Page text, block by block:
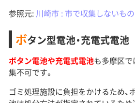
参照元: 川崎市 : 市で収集しないもの
ボタン型電池・充電式電池
ボタン電池や充電式電池も多摩区
集不可です。
ゴミ処理施設に負担をかけるため、